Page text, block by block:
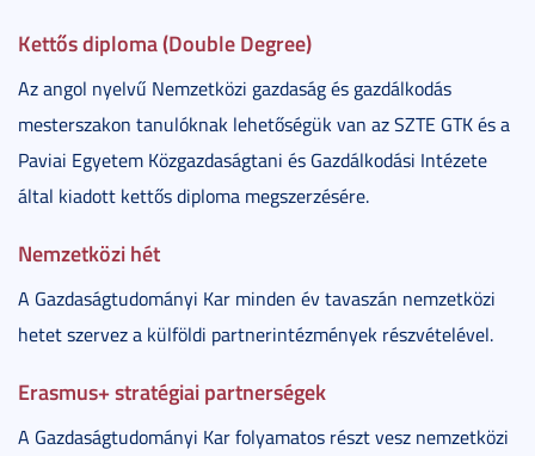
Kettős diploma (Double Degree)
Az angol nyelvű Nemzetközi gazdaság és gazdálkodás
mesterszakon tanulóknak lehetőségük van az SZTE GTK és a
Paviai Egyetem Közgazdaságtani és Gazdálkodási Intézete
által kiadott kettős diploma megszerzésére.
Nemzetközi hét
A Gazdaságtudományi Kar minden év tavaszán nemzetközi
hetet szervez a külföldi partnerintézmények részvételével.
Erasmus+ stratégiai partnerségek
A Gazdaságtudományi Kar folyamatos részt vesz nemzetközi